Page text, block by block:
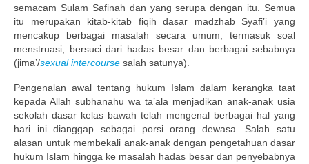
Publikasi Dakwah Gratis
Kajian Gratis di Jogja
Contact
About
semacam Sulam Safinah dan yang serupa dengan itu. Semua
itu merupakan kitab-kitab fiqih dasar madzhab Syafi’i yang
mencakup berbagai masalah secara umum, termasuk soal
menstruasi, bersuci dari hadas besar dan berbagai sebabnya
(jima’/sexual intercourse salah satunya).
Pengenalan awal tentang hukum Islam dalam kerangka taat
kepada Allah subhanahu wa ta’ala menjadikan anak-anak usia
sekolah dasar kelas bawah telah mengenal berbagai hal yang
hari ini dianggap sebagai porsi orang dewasa. Salah satu
alasan untuk membekali anak-anak dengan pengetahuan dasar
hukum Islam hingga ke masalah hadas besar dan penyebabnya